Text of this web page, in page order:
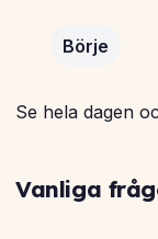
Börje
Se hela dagen
Vanliga